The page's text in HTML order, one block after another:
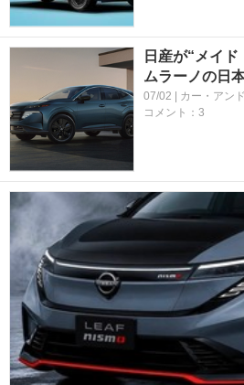
日産が“メイ
ムラーノの日
07/02 | カー・アン
コメント：3